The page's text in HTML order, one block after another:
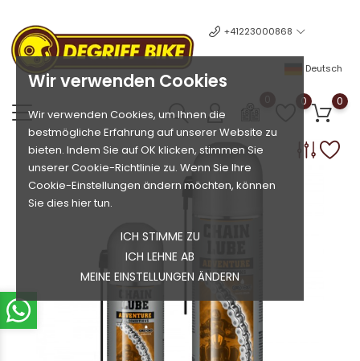
Wir verwenden Cookies
Wir verwenden Cookies, um Ihnen die
bestmögliche Erfahrung auf unserer Website zu
bieten. Indem Sie auf OK klicken, stimmen Sie
unserer Cookie-Richtlinie zu. Wenn Sie Ihre
Cookie-Einstellungen ändern möchten, können
Sie dies hier tun.
ICH STIMME ZU
ICH LEHNE AB
MEINE EINSTELLUNGEN ÄNDERN
+41223000868
Deutsch
0 0